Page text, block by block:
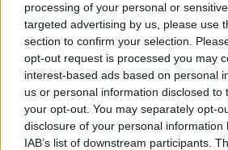
processing of your personal or
targeted advertising by us, please use
section to confirm your selection.
opt-out request is processed you may
interest-based ads based on personal
us or personal information disclosed to
your opt-out. You may separately opt-
disclosure of your personal information
IAB’s list of downstream participants.